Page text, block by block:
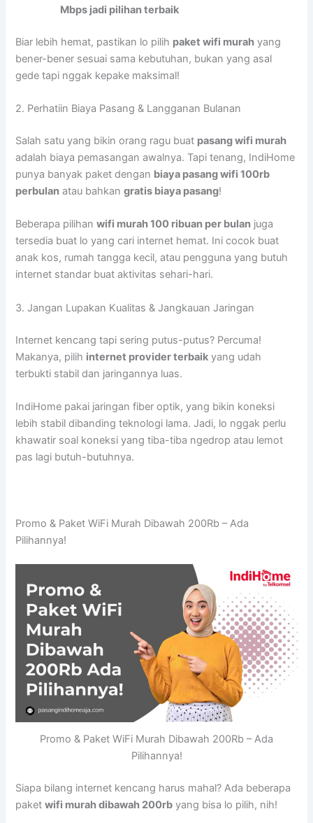
Mbps jadi pilihan terbaik
Biar lebih hemat, pastikan lo pilih paket wifi murah yang
bener-bener sesuai sama kebutuhan, bukan yang asal
gede tapi nggak kepake maksimal!
2. Perhatiin Biaya Pasang & Langganan Bulanan
Salah satu yang bikin orang ragu buat pasang wifi murah
adalah biaya pemasangan awalnya. Tapi tenang, IndiHome
punya banyak paket dengan biaya pasang wifi 100rb
perbulan atau bahkangratis biaya pasang!
Beberapa pilihanwifi murah 100 ribuan per bulan juga
tersedia buat lo yang cari internet hemat. Ini cocok buat
anak kos, rumah tangga kecil, atau pengguna yang butuh
internet standar buat aktivitas sehari-hari.
3. Jangan Lupakan Kualitas & Jangkauan Jaringan
Internet kencang tapi sering putus-putus? Percuma!
Makanya, pilih internet provider terbaik yang udah
terbukti stabil dan jaringannya luas.
IndiHome pakai jaringan fiber optik, yang bikin koneksi
lebih stabil dibanding teknologi lama. Jadi, lo nggak perlu
khawatir soal koneksi yang tiba-tiba ngedrop atau lemot
pas lagi butuh-butuhnya.
Promo & Paket WiFi Murah Dibawah 200Rb – Ada
Pilihannya!
Promo & Paket WiFi Murah Dibawah 200Rb – Ada
Pilihannya!
Siapa bilang internet kencang harus mahal? Ada beberapa
paketwifi murah dibawah 200rb yang bisa lo pilih, nih!